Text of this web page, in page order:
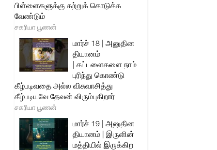
பிள்ளைகளுக்கு கற்றுக் கொடுக்க
வேண்டும்
சகரியா பூணன்
மார்ச் 18 | அனுதின
தியானம்
| கட்டளைகளை நாம்
புரிந்து கொண்டு
கீழ்படிவதை அல்ல விசுவாசித்து
கீழ்படியவே தேவன் விரும்புகிறார்
சகரியா பூணன்
மார்ச் 19 | அனுதின
தியானம் | இருளின்
மத்தியில் இருக்கிற